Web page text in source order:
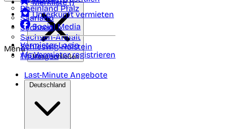
Rheinland Pfalz
Saarland
Sachsen
Sachsen-Anhalt
Schleswig-Holstein
Thüringen
Merkliste ()
Unterkunft vermieten
Social Media
Vermieter-Login
Als Vermieter registrieren
Menü
Menü schließen
Last-Minute Angebote
Deutschland